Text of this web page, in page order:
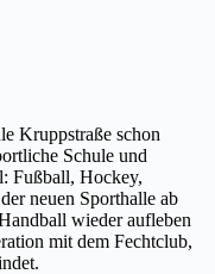
Kruppstraße schon
Schule und
Fußball, Hockey,
neuen Sporthalle ab
wieder aufleben
mit dem Fechtclub,